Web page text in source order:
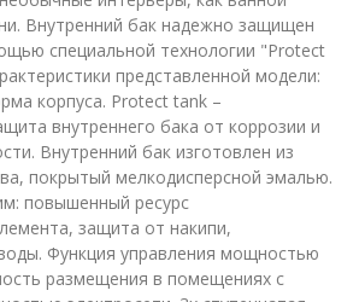
Внутренний бак надежно защищен
специальной технологии "Protect
представленной модели:
корпуса. Protect tank –
внутреннего бака от коррозии и
Внутренний бак изготовлен из
покрытый мелкодисперсной эмалью.
повышенный ресурс
защита от накипи,
Функция управления мощностью
размещения в помещениях с